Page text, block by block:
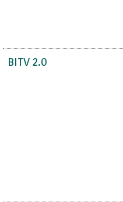
BITV 2.0